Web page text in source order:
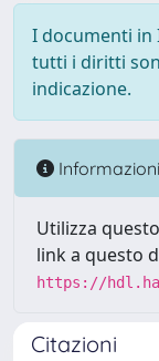
I documenti in
tutti i diritti
indicazione.
Informazioni
Utilizza
link a questo
https://
Citazioni